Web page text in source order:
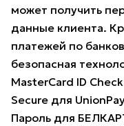
может получить
данные клиента.
платежей по
безопасная
MasterCard ID
Secure для
Пароль для